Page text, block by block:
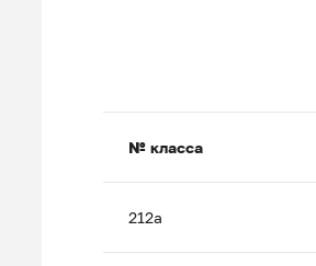
№ класса
212а